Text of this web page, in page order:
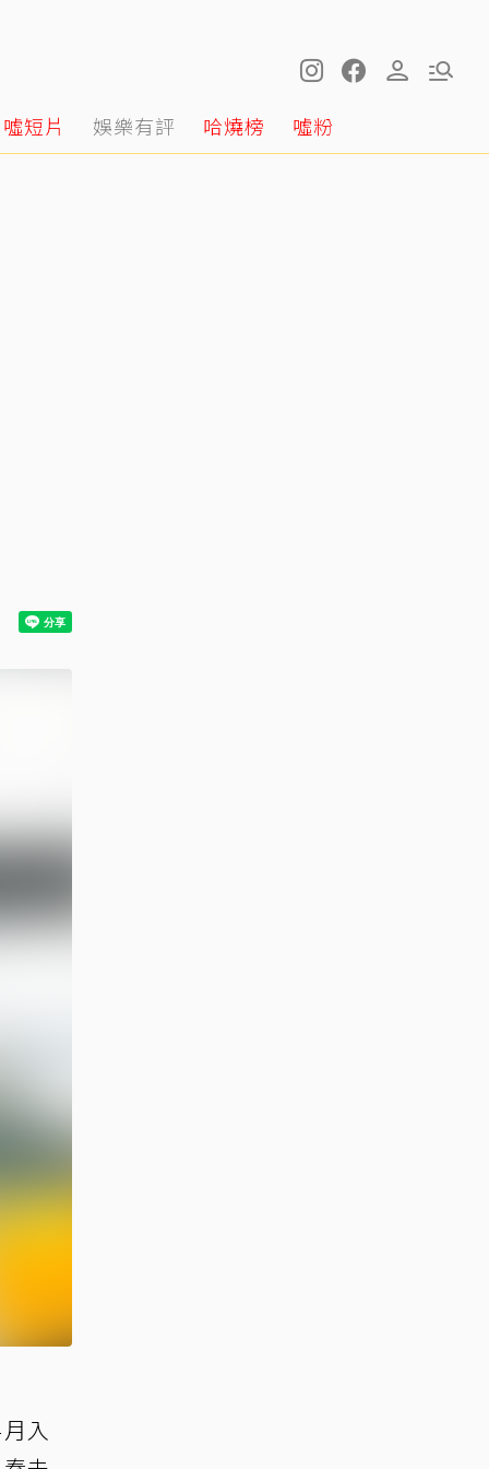
噓短片 娛樂有評 哈燒榜 噓粉
入